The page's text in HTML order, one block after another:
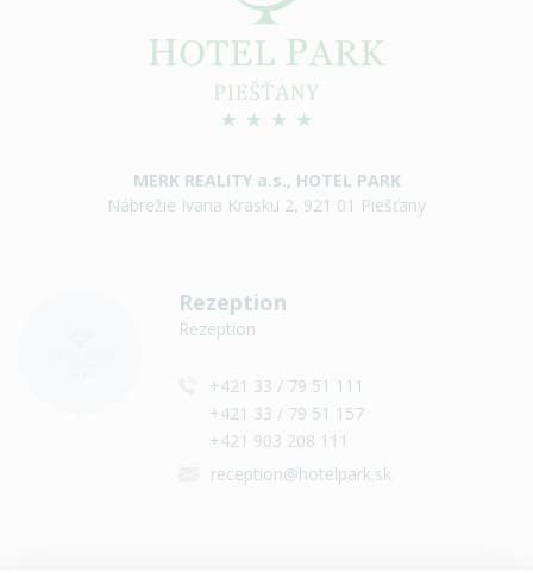
MERK REALITY a.s., HOTEL PARK
Nábrežie Ivana Krasku 2, 921 01 Piešťany
Rezeption
Rezeption
+421 33 / 79 51 111
+421 33 / 79 51 157
+421 903 208 111
reception@hotelpark.sk